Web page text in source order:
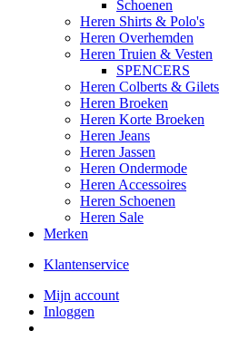
Schoenen
Heren Shirts & Polo's
Heren Overhemden
Heren Truien & Vesten
SPENCERS
Heren Colberts & Gilets
Heren Broeken
Heren Korte Broeken
Heren Jeans
Heren Jassen
Heren Ondermode
Heren Accessoires
Heren Schoenen
Heren Sale
Merken
Klantenservice
Mijn account
Inloggen